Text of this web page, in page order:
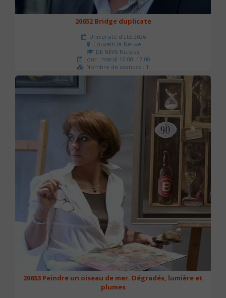
20652 Bridge duplicate
Université d'été 2026
Louvain-la-Neuve
DE NÈVE Nicolas
Jour : mardi 10:00- 17:00
Nombre de séances : 1
50 €
20653 Peindre un oiseau de mer. Dégradés, lumière et
plumes